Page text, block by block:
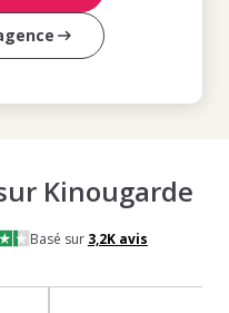
Kinougarde
Basé sur 3,2Kavis